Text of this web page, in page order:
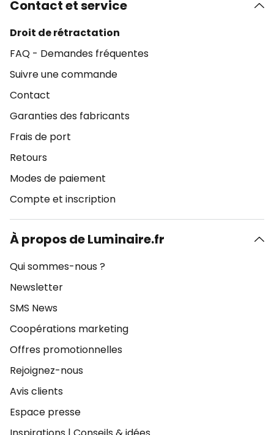
Contact et service
Droit de rétractation
FAQ - Demandes fréquentes
Suivre une commande
Contact
Garanties des fabricants
Frais de port
Retours
Modes de paiement
Compte et inscription
À propos de Luminaire.fr
Qui sommes-nous ?
Newsletter
SMS News
Coopérations marketing
Offres promotionnelles
Rejoignez-nous
Avis clients
Espace presse